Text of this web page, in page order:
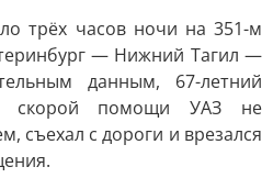
трёх часов ночи на 351-м
— Нижний Тагил —
данным, 67-летний
скорой помощи УАЗ не
съехал с дороги и врезался